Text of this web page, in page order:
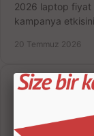
2026 laptop fiyat
kampanya
20 Temmuz 2026